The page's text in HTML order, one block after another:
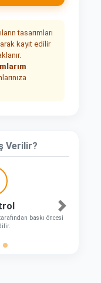
tasarımları
kayıt edilir
Verilir?
baskı öncesi
Sonraki